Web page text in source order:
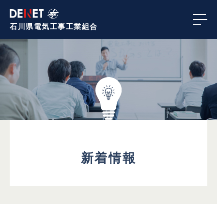
石川県電気工事工業組合
新着情報